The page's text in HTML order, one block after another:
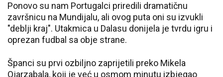
Ponovo su nam Portugalci priredili dramatičnu
završnicu na Mundijalu, ali ovog puta oni su izvukli
"deblji kraj". Utakmica u Dalasu donijela je tvrdu igru i
oprezan fudbal sa obje strane.
Španci su prvi ozbiljno zaprijetili preko Mikela
Ojarzabala, koji je već u osmom minutu izbjegao